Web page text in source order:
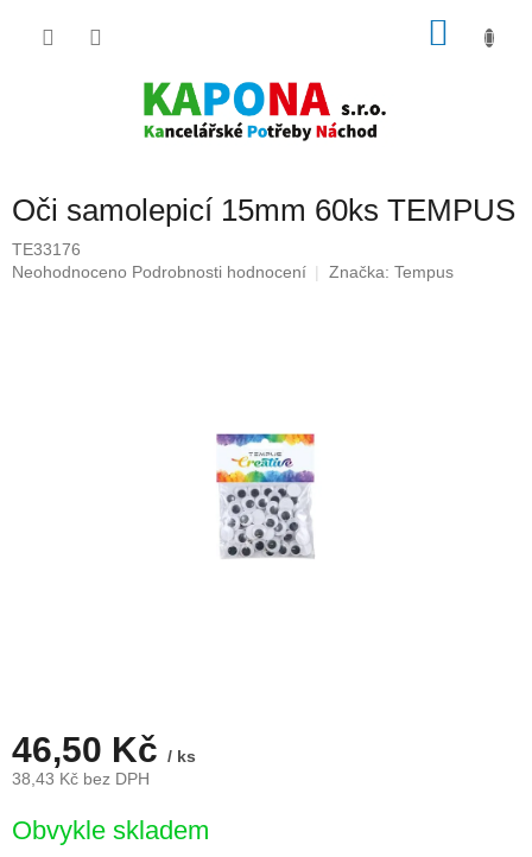
Oči samolepicí 15mm 60ks TEMPUS
TE33176
Průměrné
Neohodnoceno Podrobnosti hodnocení Značka: Tempus
46,50 Kč / ks
38,43 Kč bez DPH
cena:
Obvykle skladem